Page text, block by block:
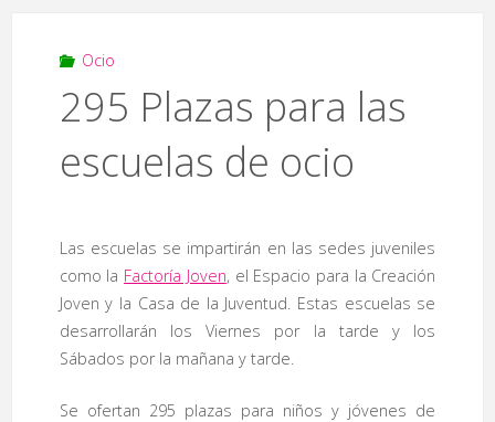
Ocio
295 Plazas para las
escuelas de ocio
Las escuelas se impartirán en las sedes juveniles
como la Factoría Joven, el Espacio para la Creación
Joven y la Casa de la Juventud. Estas escuelas se
desarrollarán los Viernes por la tarde y los
Sábados por la mañana y tarde.
Se ofertan 295 plazas para niños y jóvenes de